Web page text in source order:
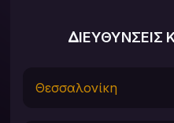
Θεσσαλονίκη